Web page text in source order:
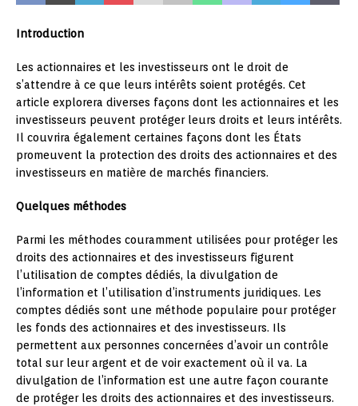
Introduction
Les actionnaires et les investisseurs ont le droit de
s’attendre à ce que leurs intérêts soient protégés. Cet
article explorera diverses façons dont les actionnaires et les
investisseurs peuvent protéger leurs droits et leurs intérêts.
Il couvrira également certaines façons dont les États
promeuvent la protection des droits des actionnaires et des
investisseurs en matière de marchés financiers.
Quelques méthodes
Parmi les méthodes couramment utilisées pour protéger les
droits des actionnaires et des investisseurs figurent
l’utilisation de comptes dédiés, la divulgation de
l’information et l’utilisation d’instruments juridiques. Les
comptes dédiés sont une méthode populaire pour protéger
les fonds des actionnaires et des investisseurs. Ils
permettent aux personnes concernées d’avoir un contrôle
total sur leur argent et de voir exactement où il va. La
divulgation de l’information est une autre façon courante
de protéger les droits des actionnaires et des investisseurs.